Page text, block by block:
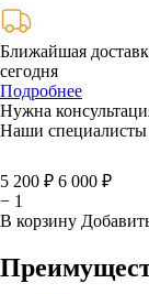
Ближайшая
сегодня
Подробнее
Нужна
Наши специалисты
5 200 ₽ 6 000 ₽
−
В корзину